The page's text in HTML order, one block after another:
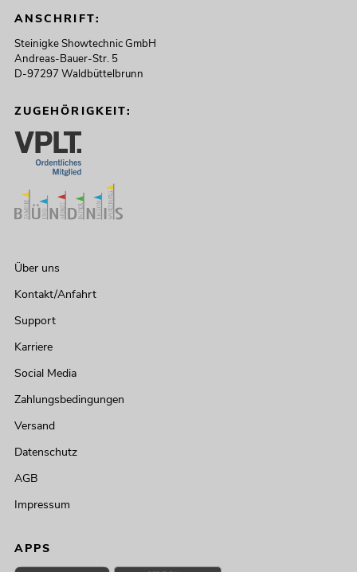
ANSCHRIFT:
Steinigke Showtechnic GmbH
Andreas-Bauer-Str. 5
D-97297 Waldbüttelbrunn
ZUGEHÖRIGKEIT:
Über uns
Kontakt/Anfahrt
Support
Karriere
Social Media
Zahlungsbedingungen
Versand
Datenschutz
AGB
Impressum
APPS